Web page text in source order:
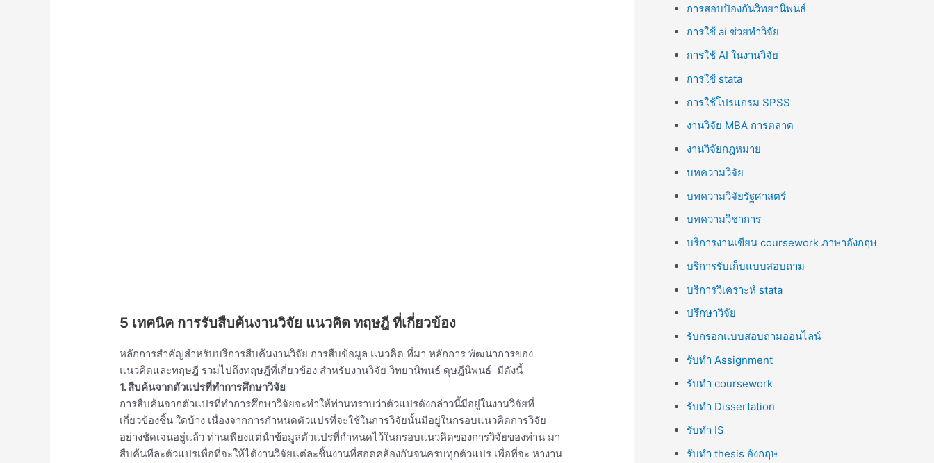
5 เทคนิค การรับสืบค้นงานวิจัย แนวคิด ทฤษฎี ที่เกี่ยวข้อง
หลักการสำคัญสำหรับบริการสืบค้นงานวิจัย การสืบข้อมูล แนวคิด ที่มา หลักการ พัฒนาการของ
แนวคิดและทฤษฎี รวมไปถึงทฤษฎีที่เกี่ยวข้อง สำหรับงานวิจัย วิทยานิพนธ์ ดุษฎีนิพนธ์ มีดังนี้
1. สืบค้นจากตัวแปรที่ทำการศึกษาวิจัย
การสืบค้นจากตัวแปรที่ทำการศึกษาวิจัยจะทำให้ท่านทราบว่าตัวแปรดังกล่าวนี้มีอยู่ในงานวิจัยที่
เกี่ยวข้องชิ้น ใดบ้าง เนื่องจากการกำหนดตัวแปรที่จะใช้ในการวิจัยนั้นมีอยู่ในกรอบแนวคิดการวิจัย
อย่างชัดเจนอยู่แล้ว ท่านเพียงแต่นำข้อมูลตัวแปรที่กำหนดไว้ในกรอบแนวคิดของการวิจัยของท่าน มา
สืบค้นทีละตัวแปรเพื่อที่จะให้ได้งานวิจัยแต่ละชิ้นงานที่สอดคล้องกันจนครบทุกตัวแปร เพื่อที่จะ หางาน
การสอบป้องกันวิทยานิพนธ์
การใช้ ai ช่วยทำวิจัย
การใช้ AI ในงานวิจัย
การใช้ stata
การใช้โปรแกรม SPSS
งานวิจัย MBA การตลาด
งานวิจัยกฎหมาย
บทความวิจัย
บทความวิจัยรัฐศาสตร์
บทความวิชาการ
บริการงานเขียน coursework ภาษาอังกฤษ
บริการรับเก็บแบบสอบถาม
บริการวิเคราะห์ stata
ปรึกษาวิจัย
รับกรอกแบบสอบถามออนไลน์
รับทำ Assignment
รับทำ coursework
รับทำ Dissertation
รับทำ IS
รับทำ thesis อังกฤษ